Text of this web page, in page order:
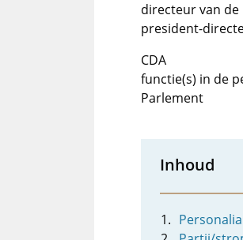
directeur van de
president-
CDA
functie(s) in de
Parlement
Inhoud
Personalia